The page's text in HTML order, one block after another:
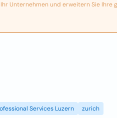
Unternehmen und erweitern Sie Ihre
Services Luzern zurich